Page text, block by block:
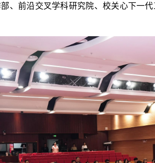
、前沿交叉学科研究院、校关心下一